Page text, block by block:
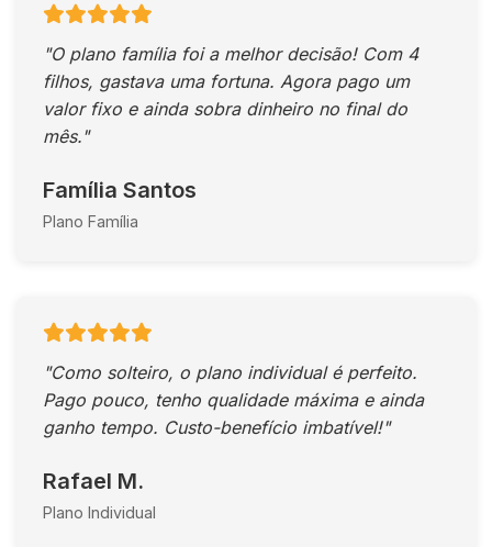
"O plano família foi a melhor decisão! Com 4
filhos, gastava uma fortuna. Agora pago um
valor fixo e ainda sobra dinheiro no final do
mês."
Família Santos
Plano Família
"Como solteiro, o plano individual é perfeito.
Pago pouco, tenho qualidade máxima e ainda
ganho tempo. Custo-benefício imbatível!"
Rafael M.
Plano Individual